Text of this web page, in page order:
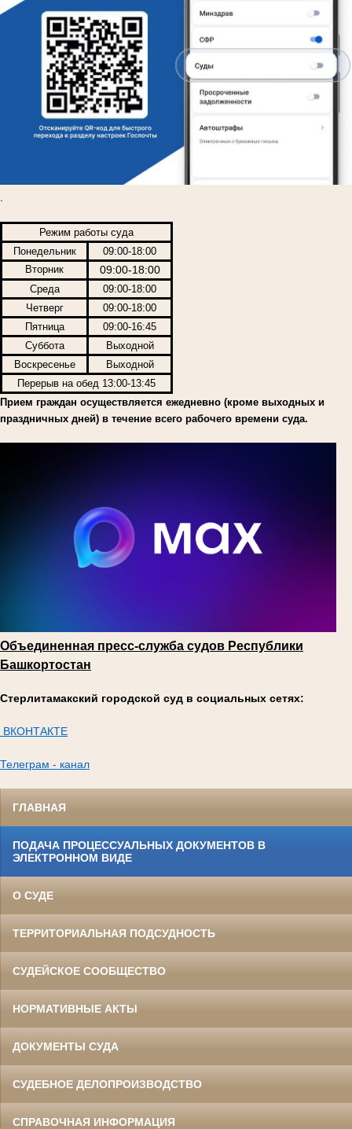
Режим работы суда
Понедельник
09:00-18:00
Вторник
09:00-18:00
Среда
09:00-18:00
Четверг
09:00-18:00
Пятница
09:00-16:45
Суббота
Выходной
Воскресенье
Выходной
Перерыв на обед 13:00-13:45
Прием граждан осуществляется ежедневно (кроме выходных и
праздничных дней) в течение всего рабочего времени суда.
Объединенная пресс-служба судов Республики
Башкортостан
Стерлитамакский городской суд в социальных сетях:
ВКОНТАКТЕ
Телеграм - канал
ГЛАВНАЯ
ПОДАЧА ПРОЦЕССУАЛЬНЫХ ДОКУМЕНТОВ В
ЭЛЕКТРОННОМ ВИДЕ
О СУДЕ
ТЕРРИТОРИАЛЬНАЯ ПОДСУДНОСТЬ
СУДЕЙСКОЕ СООБЩЕСТВО
НОРМАТИВНЫЕ АКТЫ
ДОКУМЕНТЫ СУДА
СУДЕБНОЕ ДЕЛОПРОИЗВОДСТВО
СПРАВОЧНАЯ ИНФОРМАЦИЯ